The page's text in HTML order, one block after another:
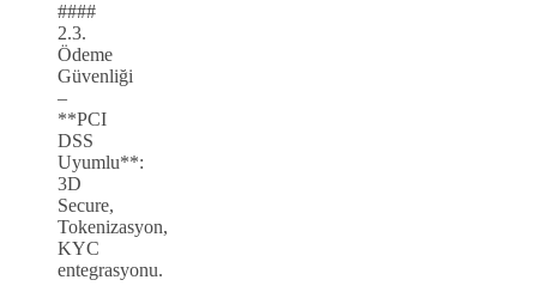
####
2.3.
Ödeme
Güvenliği
–
**PCI
DSS
Uyumlu**:
3D
Secure,
Tokenizasyon,
KYC
entegrasyonu.